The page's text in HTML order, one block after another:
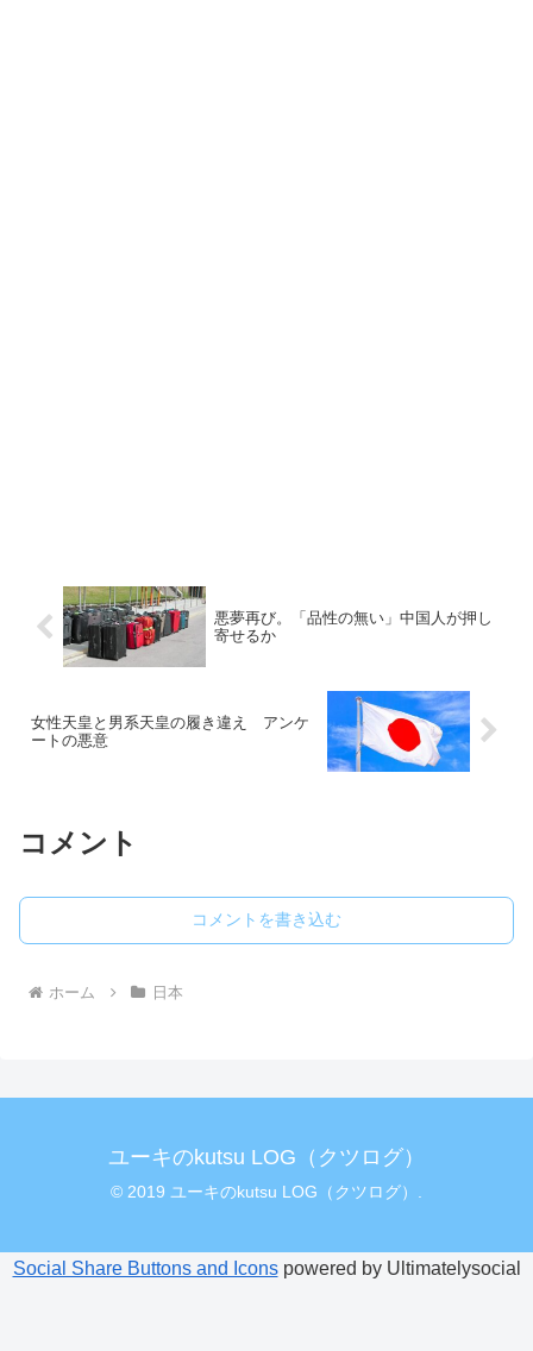
悪夢再び。「品性の無い」中国人が押し
寄せるか
女性天皇と男系天皇の履き違え アンケ
ートの悪意
コメント
コメントを書き込む
ホーム 日本
ユーキのkutsu LOG（クツログ）
© 2019 ユーキのkutsu LOG（クツログ）.
Social Share Buttons and Iconspowered by Ultimatelysocial